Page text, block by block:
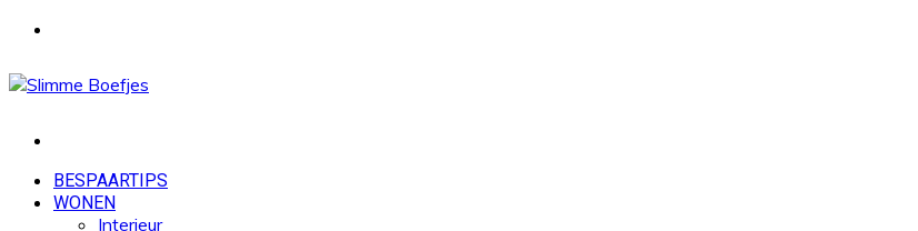
BESPAARTIPS
WONEN
Interieur